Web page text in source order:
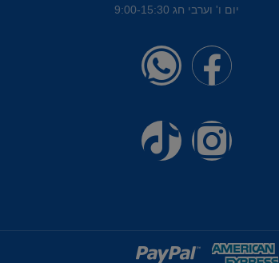
יום ו' וערבי חג 9:00-15:30